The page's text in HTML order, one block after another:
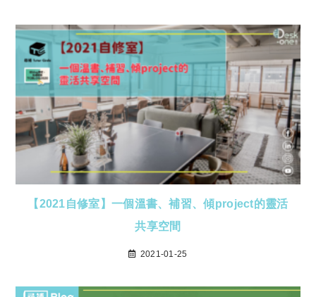
【2021自修室】一個溫書、補習、傾project的靈活
共享空間
2021-01-25